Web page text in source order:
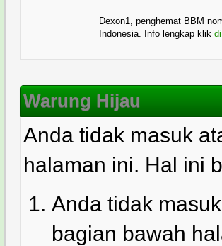
Dexon1, penghemat BBM
Indonesia. Info lengkap klik
Warung Hijau
Anda tidak masuk
halaman ini. Hal ini
Anda tidak
bagian bawah